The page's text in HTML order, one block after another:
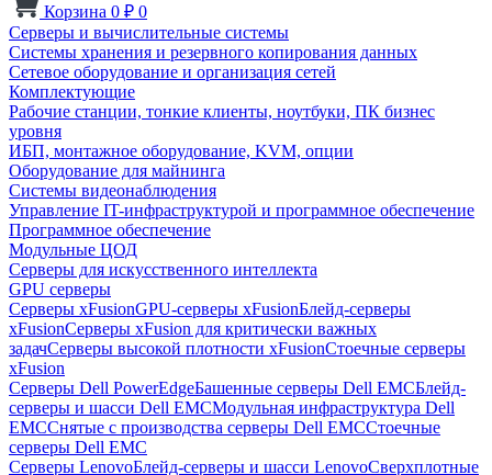
Корзина 0 ₽ 0
Серверы и вычислительные системы
Системы хранения и резервного копирования данных
Сетевое оборудование и организация сетей
Комплектующие
Рабочие станции, тонкие клиенты, ноутбуки, ПК бизнес
уровня
ИБП, монтажное оборудование, KVM, опции
Оборудование для майнинга
Системы видеонаблюдения
Управление IT-инфраструктурой и программное обеспечение
Программное обеспечение
Модульные ЦОД
Серверы для искусственного интеллекта
GPU серверы
Серверы xFusionGPU-серверы xFusionБлейд-серверы
xFusionСерверы xFusion для критически важных
задачСерверы высокой плотности xFusionСтоечные серверы
xFusion
Серверы Dell PowerEdgeБашенные серверы Dell EMCБлейд-
серверы и шасси Dell EMCМодульная инфраструктура Dell
EMCСнятые с производства серверы Dell EMCСтоечные
серверы Dell EMC
Серверы LenovoБлейд-серверы и шасси LenovoСверхплотные